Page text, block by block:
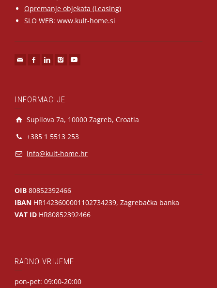
Opremanje objekata (Leasing)
SLO WEB: www.kult-home.si
INFORMACIJE
Supilova 7a, 10000 Zagreb, Croatia
+385 1 5513 253
info@kult-home.hr
OIB 80852392466
IBAN HR1423600001102734239, Zagrebačka banka
VAT ID HR80852392466
RADNO VRIJEME
pon-pet: 09:00-20:00